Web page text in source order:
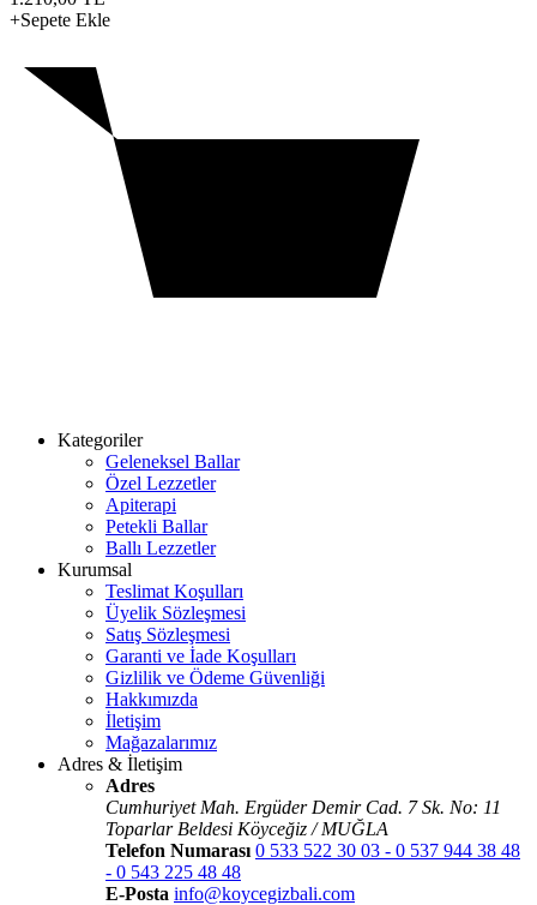
+Sepete Ekle
Kategoriler
Geleneksel Ballar
Özel Lezzetler
Apiterapi
Petekli Ballar
Ballı Lezzetler
Kurumsal
Teslimat Koşulları
Üyelik Sözleşmesi
Satış Sözleşmesi
Garanti ve İade Koşulları
Gizlilik ve Ödeme Güvenliği
Hakkımızda
İletişim
Mağazalarımız
Adres & İletişim
Adres
Cumhuriyet Mah. Ergüder Demir Cad. 7 Sk. No: 11
Toparlar Beldesi Köyceğiz / MUĞLA
Telefon Numarası 0 533 522 30 03 - 0 537 944 38 48
- 0 543 225 48 48
E-Posta info@koycegizbali.com